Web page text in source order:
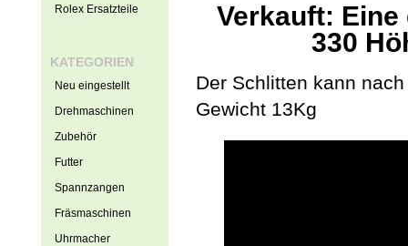
Verkauft:
330
Der Schlitten kann
Gewicht 13Kg
Rolex Ersatzteile
KATEGORIEN
Neu eingestellt
Drehmaschinen
Zubehör
Futter
Spannzangen
Fräsmaschinen
Uhrmacher